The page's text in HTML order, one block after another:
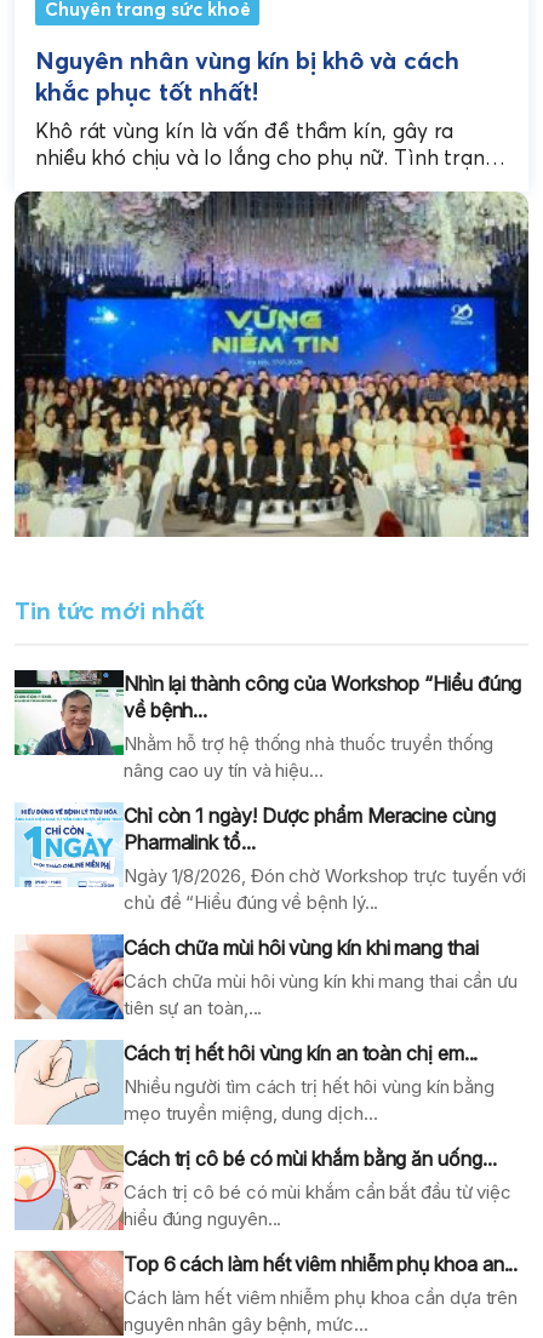
Chuyên trang sức khoẻ
Nguyên nhân vùng kín bị khô và cách
khắc phục tốt nhất!
Khô rát vùng kín là vấn đề thầm kín, gây ra
nhiều khó chịu và lo lắng cho phụ nữ. Tình trạng
Tin tức mới nhất
Nhìn lại thành công của Workshop “Hiểu đúng
về bệnh...
Nhằm hỗ trợ hệ thống nhà thuốc truyền thống
nâng cao uy tín và hiệu...
Chỉ còn 1 ngày! Dược phẩm Meracine cùng
Pharmalink tổ...
Ngày 1/8/2026, Đón chờ Workshop trực tuyến với
chủ đề “Hiểu đúng về bệnh lý...
Cách chữa mùi hôi vùng kín khi mang thai
Cách chữa mùi hôi vùng kín khi mang thai cần ưu
tiên sự an toàn,...
Cách trị hết hôi vùng kín an toàn chị em...
Nhiều người tìm cách trị hết hôi vùng kín bằng
mẹo truyền miệng, dung dịch...
Cách trị cô bé có mùi khắm bằng ăn uống...
Cách trị cô bé có mùi khắm cần bắt đầu từ việc
hiểu đúng nguyên...
Top 6 cách làm hết viêm nhiễm phụ khoa an...
Cách làm hết viêm nhiễm phụ khoa cần dựa trên
nguyên nhân gây bệnh, mức...